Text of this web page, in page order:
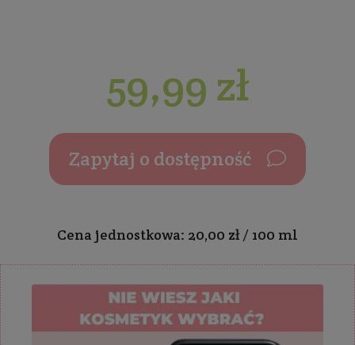
59,99 zł
Zapytaj o dostępność
Cena jednostkowa: 20,00 zł / 100 ml